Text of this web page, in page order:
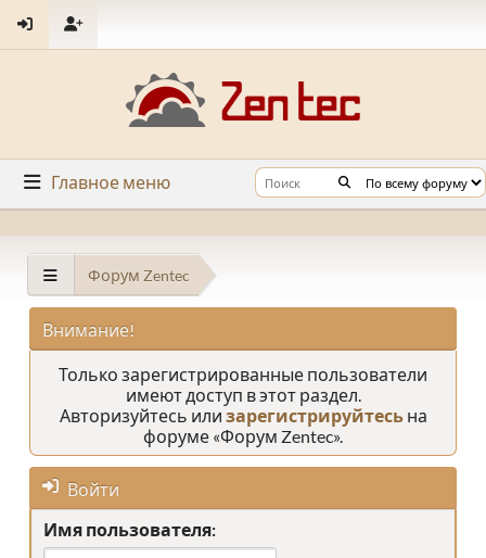
Главное меню
Форум Zentec
Внимание!
Только зарегистрированные пользователи
имеют доступ в этот раздел.
Авторизуйтесь или зарегистрируйтесьна
форуме «Форум Zentec».
Войти
Имя пользователя: